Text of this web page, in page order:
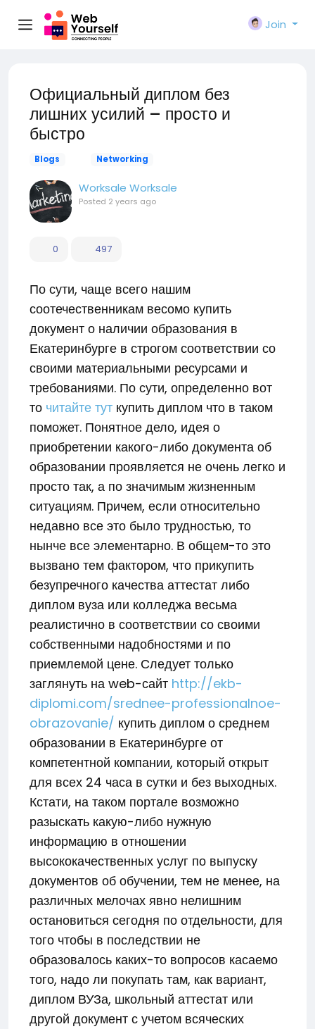
Join
Официальный диплом без
лишних усилий – просто и
быстро
Blogs Networking
Worksale Worksale
Posted 2 years ago
0 497
По сути, чаще всего нашим
соотечественникам весомо купить
документ о наличии образования в
Екатеринбурге в строгом соответствии со
своими материальными ресурсами и
требованиями. По сути, определенно вот
то читайте тут купить диплом что в таком
поможет. Понятное дело, идея о
приобретении какого-либо документа об
образовании проявляется не очень легко и
просто так, а по значимым жизненным
ситуациям. Причем, если относительно
недавно все это было трудностью, то
нынче все элементарно. В общем-то это
вызвано тем фактором, что прикупить
безупречного качества аттестат либо
диплом вуза или колледжа весьма
реалистично в соответствии со своими
собственными надобностями и по
приемлемой цене. Следует только
заглянуть на web-сайт http://ekb-
diplomi.com/srednee-professionalnoe-
obrazovanie/ купить диплом о среднем
образовании в Екатеринбурге от
компетентной компании, который открыт
для всех 24 часа в сутки и без выходных.
Кстати, на таком портале возможно
разыскать какую-либо нужную
информацию в отношении
высококачественных услуг по выпуску
документов об обучении, тем не менее, на
различных мелочах явно нелишним
остановиться сегодня по отдельности, для
того чтобы в последствии не
образовалось каких-то вопросов касаемо
того, надо ли покупать там, как вариант,
диплом ВУЗа, школьный аттестат или
другой документ с учетом всяческих